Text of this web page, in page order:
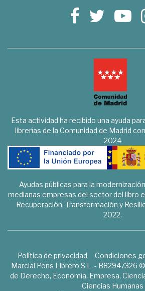
Esta actividad ha recibido una ayuda
librerías de la Comunidad de Madrid
2024
Ayudas públicas para la
medianas empresas del sector del libro
Recuperación, Transformación y
2022.
Política de privacidad Condiciones
Marcial Pons Librero S.L. - B82947326
de Derecho, Economía, Empresa,
Ciencias Humanas